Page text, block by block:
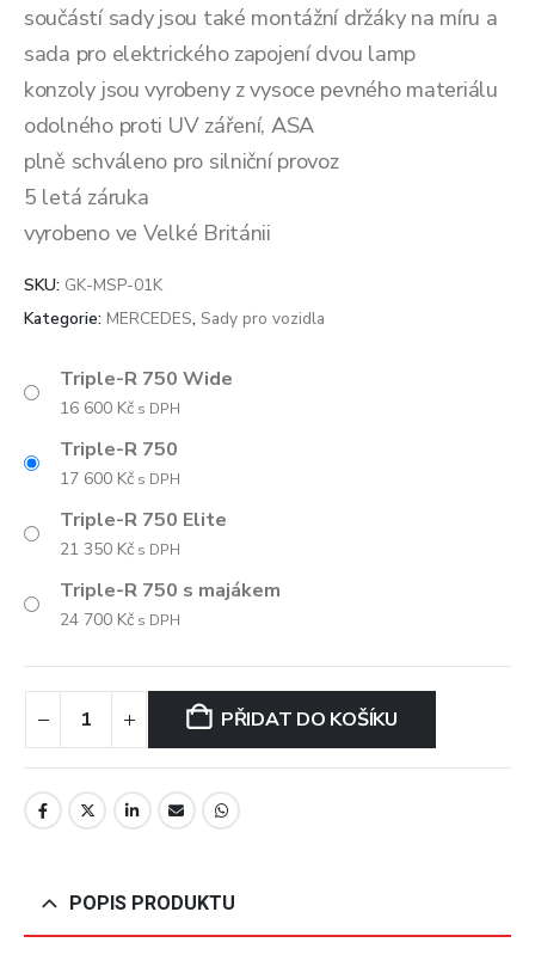
součástí sady jsou také montážní držáky na míru a
sada pro elektrického zapojení dvou lamp
konzoly jsou vyrobeny z vysoce pevného materiálu
odolného proti UV záření, ASA
plně schváleno pro silniční provoz
5 letá záruka
vyrobeno ve Velké Británii
SKU: GK-MSP-01K
Kategorie: MERCEDES, Sady pro vozidla
Triple-R 750 Wide
16 600 Kč s DPH
Triple-R 750
17 600 Kč s DPH
Triple-R 750 Elite
21 350 Kč s DPH
Triple-R 750 s majákem
24 700 Kč s DPH
PŘIDAT DO KOŠÍKU
POPIS PRODUKTU